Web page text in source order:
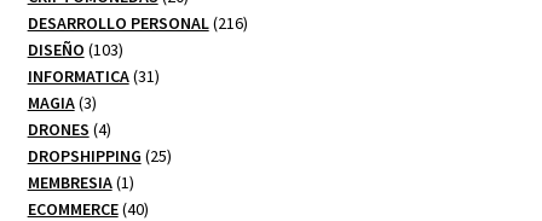
productos
DESARROLLO PERSONAL 216216
DISEÑO 103103
productos
INFORMATICA 3131
MAGIA 33
productos
DRONES 44
productos
DROPSHIPPING 2525
MEMBRESIA 11
producto
ECOMMERCE 4040